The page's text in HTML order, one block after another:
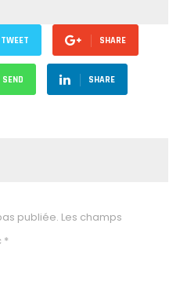
TWEET SHARE
SEND SHARE
publiée. Les champs
*